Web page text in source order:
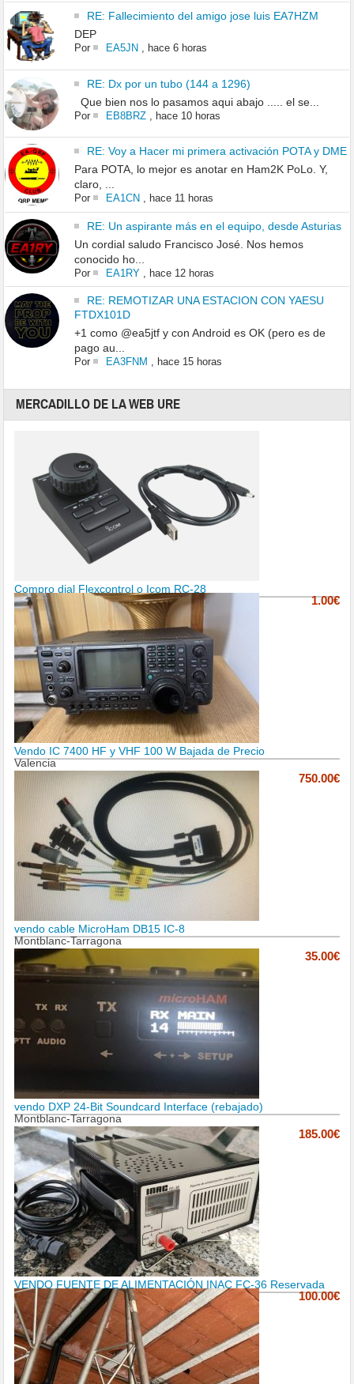
RE: Fallecimiento del amigo jose luis EA7HZM
DEP
Por EA5JN, hace 6 horas
RE: Dx por un tubo (144 a 1296)
Que bien nos lo pasamos aqui abajo ..... el se...
Por EB8BRZ, hace 10 horas
RE: Voy a Hacer mi primera activación POTA y DME
Para POTA, lo mejor es anotar en Ham2K PoLo. Y,
claro, ...
Por EA1CN , hace 11 horas
RE: Un aspirante más en el equipo, desde Asturias
Un cordial saludo Francisco José. Nos hemos
conocido ho...
Por EA1RY, hace 12 horas
RE: REMOTIZAR UNA ESTACION CON YAESU
FTDX101D
+1 como @ea5jtf y con Android es OK (pero es de
pago au...
Por EA3FNM , hace 15 horas
MERCADILLO DE LA WEB URE
Compro dial Flexcontrol o Icom RC-28
1.00€
Vendo IC 7400 HF y VHF 100 W Bajada de Precio
Valencia
750.00€
vendo cable MicroHam DB15 IC-8
Montblanc-Tarragona
35.00€
vendo DXP 24-Bit Soundcard Interface (rebajado)
Montblanc-Tarragona
185.00€
VENDO FUENTE DE ALIMENTACIÓN INAC FC-36 Reservada
100.00€